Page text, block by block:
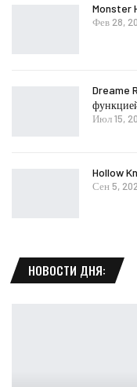
Monster
Фев 28,
Dreame
Июл 15,
Hollow
Сен 5,
НОВОСТИ ДНЯ: